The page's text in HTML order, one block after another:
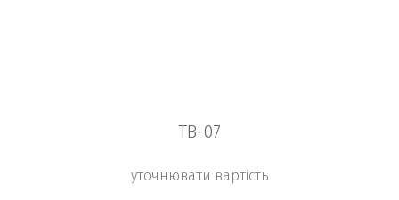
TB-07
уточнювати вартість